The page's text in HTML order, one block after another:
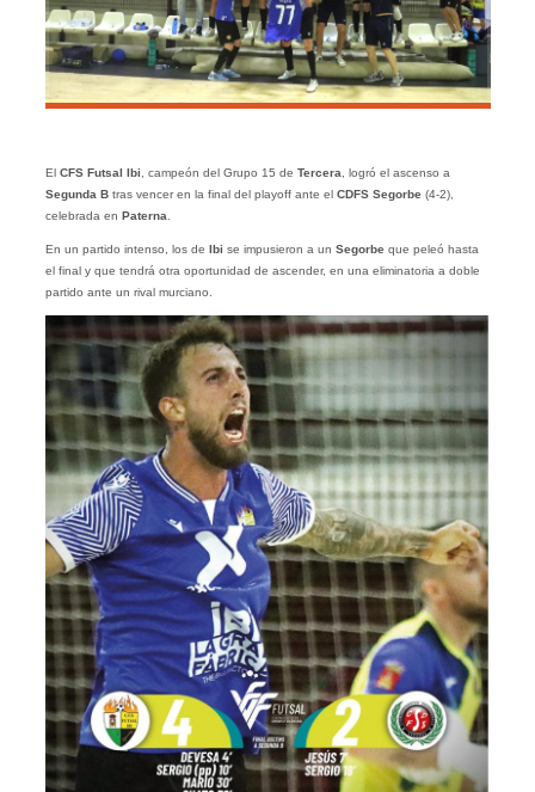
El CFS Futsal Ibi , campeón del Grupo 15 de Tercera , logró el ascenso a
Segunda Btras vencer en la final del playoff ante elCDFS Segorbe(4-2),
celebrada en Paterna
En un partido intenso, los de Ibi se impusieron a un Segorbeque peleó hasta
el final y que tendrá otra oportunidad de ascender, en una eliminatoria a doble
partido ante un rival murciano.